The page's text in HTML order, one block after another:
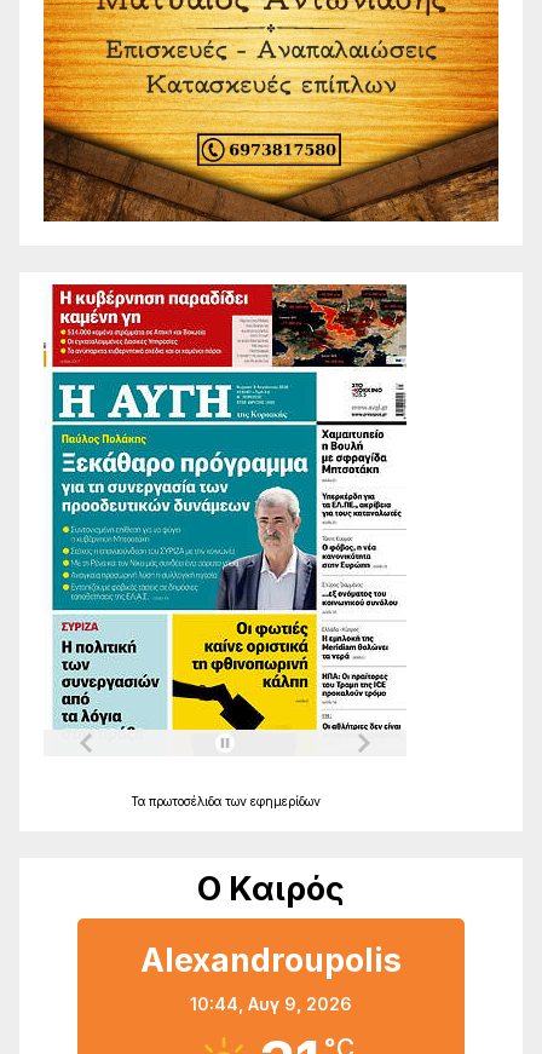
Τα πρωτοσέλιδα των εφημερίδων
Ο Καιρός
Alexandroupolis
10:44, Αυγ 9, 2026